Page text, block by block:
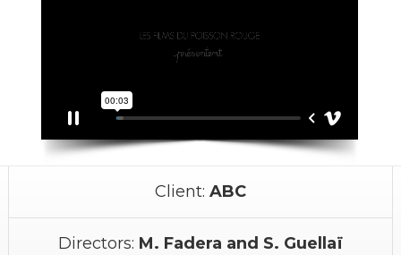
Client: ABC
Directors: M. Fadera and S. Guellaï